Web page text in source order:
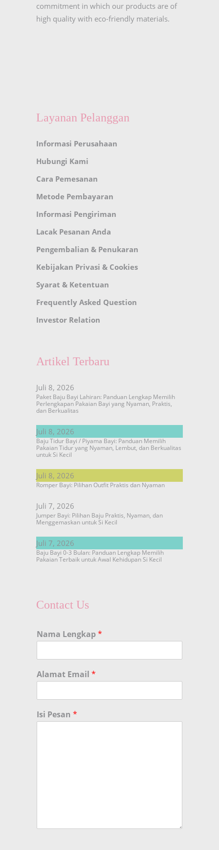
commitment in which our products are of
high quality with eco-friendly materials.
Layanan Pelanggan
Informasi Perusahaan
Hubungi Kami
Cara Pemesanan
Metode Pembayaran
Informasi Pengiriman
Lacak Pesanan Anda
Pengembalian & Penukaran
Kebijakan Privasi & Cookies
Syarat & Ketentuan
Frequently Asked Question
Investor Relation
Artikel Terbaru
Juli 8, 2026
Paket Baju Bayi Lahiran: Panduan Lengkap Memilih
Perlengkapan Pakaian Bayi yang Nyaman, Praktis,
dan Berkualitas
Juli 8, 2026
Baju Tidur Bayi / Piyama Bayi: Panduan Memilih
Pakaian Tidur yang Nyaman, Lembut, dan Berkualitas
untuk Si Kecil
Juli 8, 2026
Romper Bayi: Pilihan Outfit Praktis dan Nyaman
Juli 7, 2026
Jumper Bayi: Pilihan Baju Praktis, Nyaman, dan
Menggemaskan untuk Si Kecil
Juli 7, 2026
Baju Bayi 0-3 Bulan: Panduan Lengkap Memilih
Pakaian Terbaik untuk Awal Kehidupan Si Kecil
Contact Us
Nama Lengkap*
Alamat Email *
Isi Pesan *